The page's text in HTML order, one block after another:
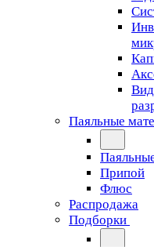
Паяльные
Припой
Флюс
Распродажа
Подборки